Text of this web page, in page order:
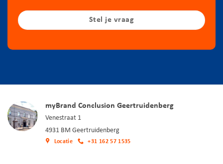
Stel je vraag
myBrand Conclusion Geertruidenberg
Venestraat 1
4931 BM Geertruidenberg
Locatie +31 162 57 1535